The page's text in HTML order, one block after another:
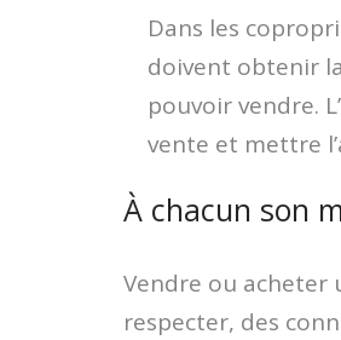
Dans les
doivent obtenir
pouvoir vendre.
vente et mettre
À chacun son
Vendre ou acheter
respecter, des